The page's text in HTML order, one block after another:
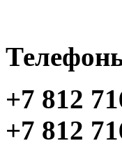
+7 812
+7 812